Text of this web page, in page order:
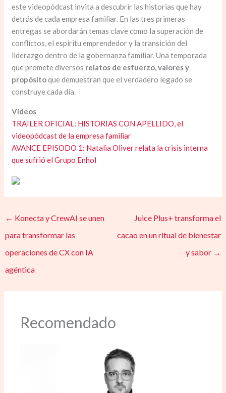
este videopódcast invita a descubrir las historias que hay
detrás de cada empresa familiar. En las tres primeras
entregas se abordarán temas clave como la superación de
conflictos, el espíritu emprendedor y la transición del
liderazgo dentro de la gobernanza familiar. Una temporada
que promete diversos relatos de esfuerzo, valores y
propósitoque demuestran que el verdadero legado se
construye cada día.
Vídeos
TRAILER OFICIAL: HISTORIAS CON APELLIDO, el
videopódcast de la empresa familiar
AVANCE EPISODO 1: Natalia Oliver relata la crisis interna
que sufrió el Grupo Enhol
← Konecta y CrewAI se unen
para transformar las
operaciones de CX con IA
agéntica
Juice Plus+ transforma el
cacao en un ritual de bienestar
y sabor →
Recomendado